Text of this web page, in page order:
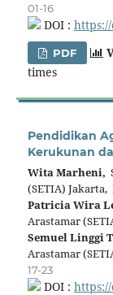
01-16
DOI :
PDF
times
Pendidikan
Kerukunan
Wita Marheni,
(SETIA)
Patricia Wira
Arastamar
Semuel Linggi
Arastamar
17-23
DOI :